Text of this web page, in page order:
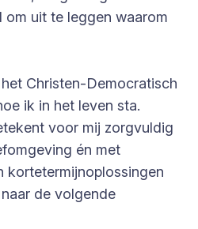
om uit te leggen waarom
Christen-Democratisch
ik in het leven sta.
voor mij zorgvuldig
én met
de volgende